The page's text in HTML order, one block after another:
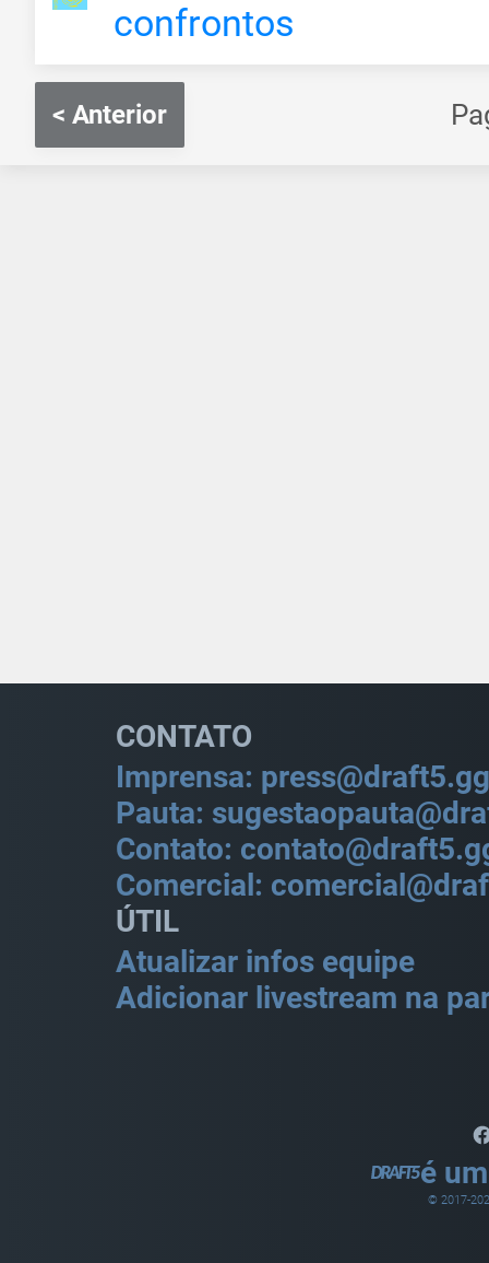
confrontos
< Anterior
CONTATO
Imprensa: press@draft5.gg
Pauta:
Contato:
Comercial:
ÚTIL
Atualizar infos equipe
Adicionar livestream na
é
© 2017-